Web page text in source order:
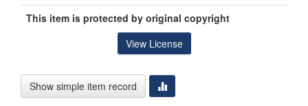
This item is protected by original copyright
View License
Show simple item record